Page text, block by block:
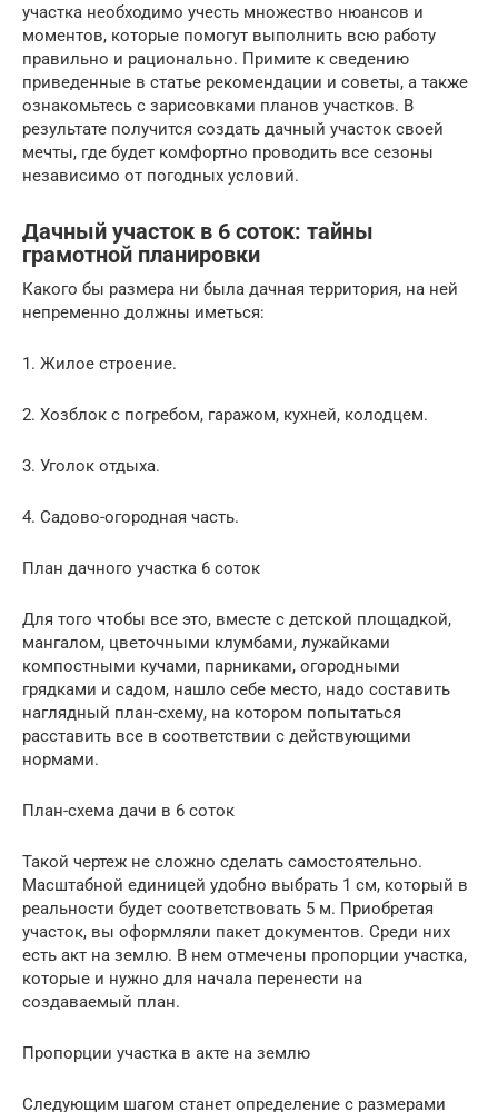
участка необходимо учесть множество нюансов и
моментов, которые помогут выполнить всю работу
правильно и рационально. Примите к сведению
приведенные в статье рекомендации и советы, а также
ознакомьтесь с зарисовками планов участков. В
результате получится создать дачный участок своей
мечты, где будет комфортно проводить все сезоны
независимо от погодных условий.
Дачный участок в 6 соток: тайны
грамотной планировки
Какого бы размера ни была дачная территория, на ней
непременно должны иметься:
1. Жилое строение.
2. Хозблок с погребом, гаражом, кухней, колодцем.
3. Уголок отдыха.
4. Садово-огородная часть.
План дачного участка 6 соток
Для того чтобы все это, вместе с детской площадкой,
мангалом, цветочными клумбами, лужайками
компостными кучами, парниками, огородными
грядками и садом, нашло себе место, надо составить
наглядный план-схему, на котором попытаться
расставить все в соответствии с действующими
нормами.
План-схема дачи в 6 соток
Такой чертеж не сложно сделать самостоятельно.
Масштабной единицей удобно выбрать 1 см, который в
реальности будет соответствовать 5 м. Приобретая
участок, вы оформляли пакет документов. Среди них
есть акт на землю. В нем отмечены пропорции участка,
которые и нужно для начала перенести на
создаваемый план.
Пропорции участка в акте на землю
Следующим шагом станет определение с размерами